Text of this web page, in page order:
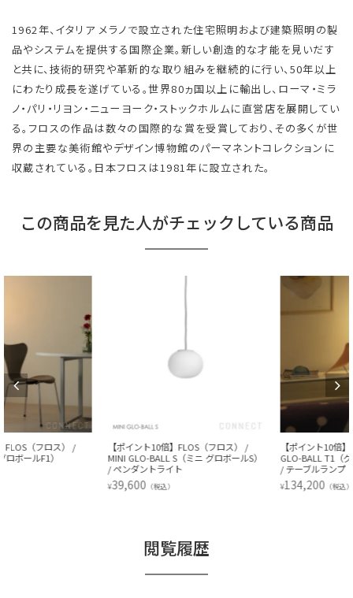
1962年、イタリア メラノで設立された住宅照明および建築照明の製
品やシステムを提供する国際企業。新しい創造的な才能を見いだす
と共に、技術的研究や革新的な取り組みを継続的に行い、50年以上
にわたり成長を遂げている。世界80ヵ国以上に輸出し、ローマ・ミラ
ノ・パリ・リヨン・ニューヨーク・ストックホルムに直営店を展開してい
る。フロスの作品は数々の国際的な賞を受賞しており、その多くが世
界の主要な美術館やデザイン博物館のパーマネントコレクションに
収蔵されている。日本フロスは1981年に設立された。
この商品を見た人がチェックしている商品
【ポイント10倍】FLOS（フロス） /
MINI GLO-BALL S（ミニ グロボールS）
【ポイント10倍】FLOS（フロス） /
GLO-BALL T1（グロボールT1） / 全2色
閲覧履歴